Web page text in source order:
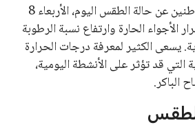
تزداد عمليات بحث المواطنين عن حالة الطقس اليوم، الأربعاء 8
لاستمرار الأجواء الحارة وارتفاع نسبة الرطوبة
يسعى الكثير لمعرفة درجات الحرارة
التي قد تؤثر على الأنشطة اليومية،
الباكر.